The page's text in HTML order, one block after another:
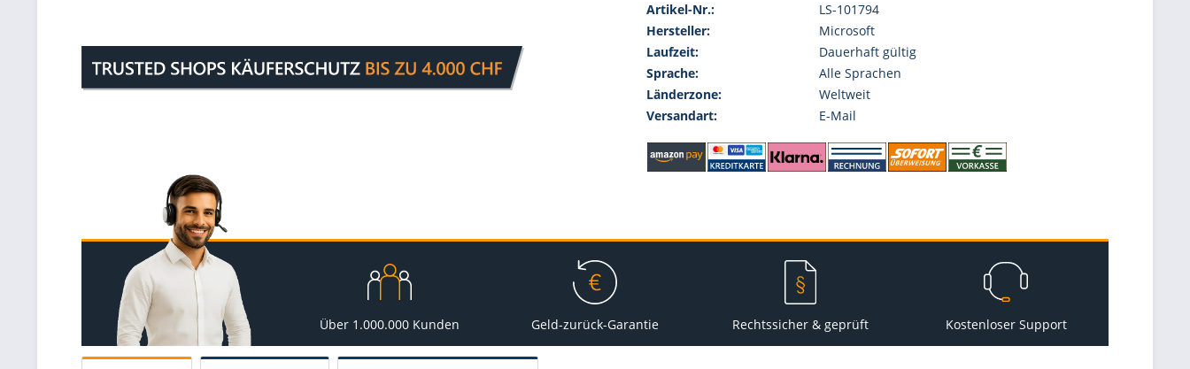
Artikel-Nr.:
LS-101794
Hersteller:
Microsoft
Laufzeit:
Dauerhaft gültig
Sprache:
Alle Sprachen
Länderzone:
Weltweit
Versandart:
E-Mail
Über 1.000.000 Kunden Geld-zurück-Garantie Rechtssicher & geprüft Kostenloser Support